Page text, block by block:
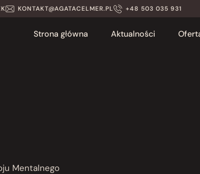
KONTAKT@AGATACELMER.PL +48 503 035 931
Strona główna Aktualności
Mentalnego